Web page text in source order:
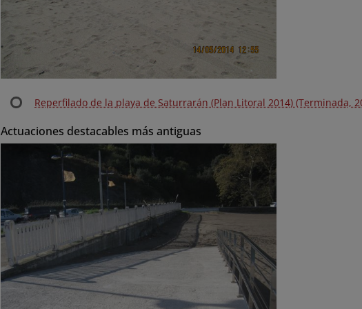
Reperfilado de la playa de Saturrarán (Plan Litoral 2014) (Terminada,
Actuaciones destacables más antiguas